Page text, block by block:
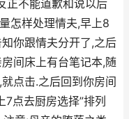
正不能道歉和说以后
怎样处理情夫,早上8
你跟情夫分开了,之后
间床上有台笔记本,随
点击.之后回到你房间
点去厨房选择”排列